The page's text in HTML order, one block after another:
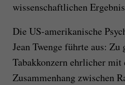
wissenschaftlichen
Die US-amerikanische
Jean Twenge führte aus: Zu
Tabakkonzern ehrlicher mit
Zusammenhang zwischen